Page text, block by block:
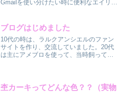
Gmailを使い分けたい時に便利なエイリア
回調べなおしているので備忘録も兼ねて
まとめます。エ...
ブログはじめました
10代の時は、ラルクアンシエルのファン
サイトを作り、交流していました。20代
は主にアメブロを使って、当時飼ってい
っていました。そし...
杢カーキってどんな色？？（実物